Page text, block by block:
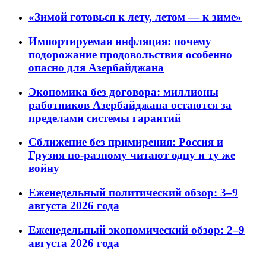
«Зимой готовься к лету, летом — к зиме»
Импортируемая инфляция: почему
подорожание продовольствия особенно
опасно для Азербайджана
Экономика без договора: миллионы
работников Азербайджана остаются за
пределами системы гарантий
Сближение без примирения: Россия и
Грузия по-разному читают одну и ту же
войну
Еженедельный политический обзор: 3–9
августа 2026 года
Еженедельный экономический обзор: 2–9
августа 2026 года